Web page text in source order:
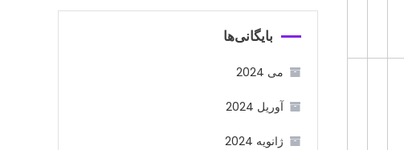
بایگانی‌ها
می 2024
آوریل 2024
ژانویه 2024